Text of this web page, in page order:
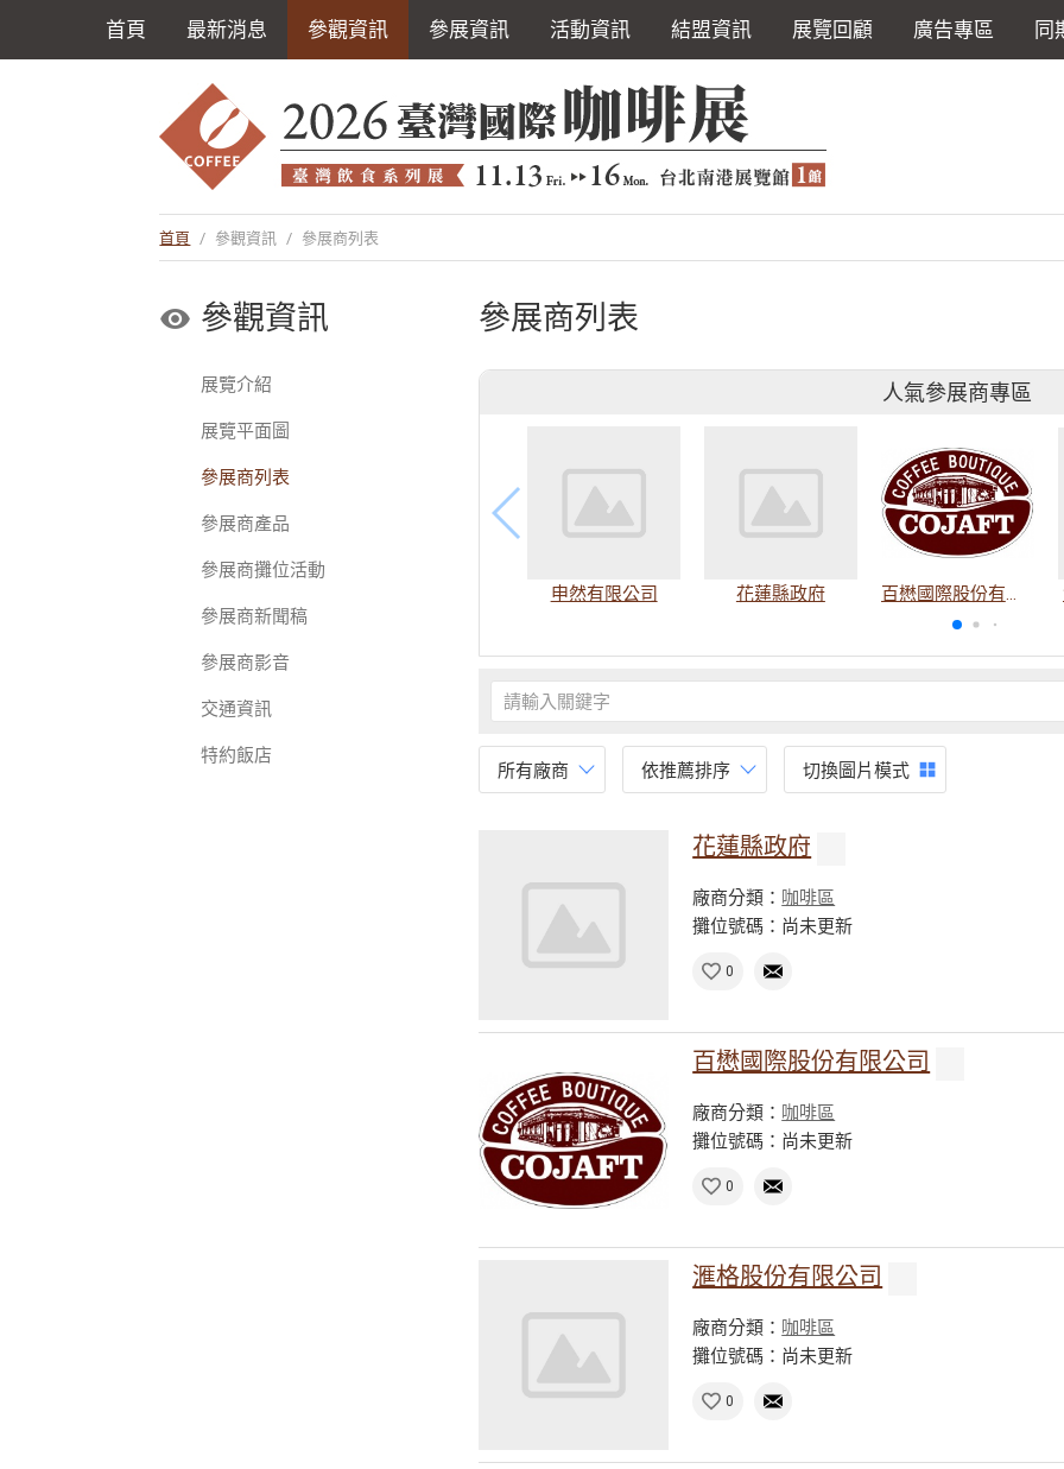
首頁 最新消息 參觀資訊 參展資訊 活動資訊 結盟資訊 展覽回顧 廣告專區 同
首頁 / 參觀資訊 / 參展商列表
參觀資訊
展覽介紹
展覽平面圖
參展商列表
參展商產品
參展商攤位活動
參展商新聞稿
參展商影音
交通資訊
特約飯店
參展商列表
人氣參展商專區
申然有限公司 花蓮縣政府 百懋國際股份有限公司
所有廠商 依推薦排序 切換圖片模式
花蓮縣政府
廠商分類： 咖啡區
攤位號碼：尚未更新
0
百懋國際股份有限公司
廠商分類： 咖啡區
攤位號碼：尚未更新
0
滙格股份有限公司
廠商分類： 咖啡區
攤位號碼：尚未更新
0